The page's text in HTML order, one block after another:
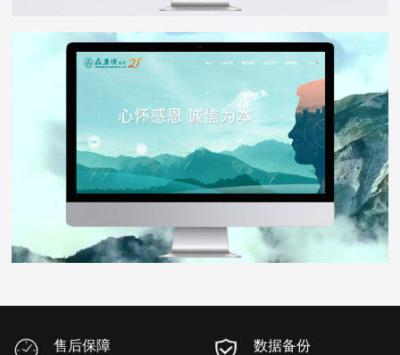
WEB DESIGN
售后保障 数据备份